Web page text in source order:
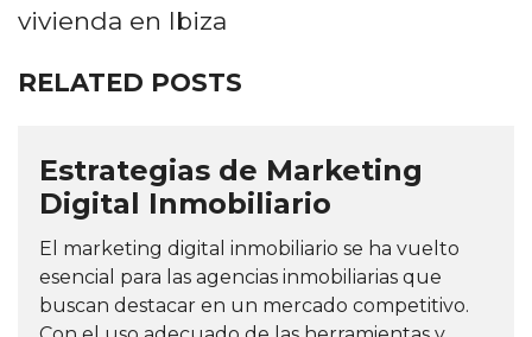
vivienda en Ibiza
RELATED POSTS
Estrategias de Marketing
Digital Inmobiliario
El marketing digital inmobiliario se ha vuelto
esencial para las agencias inmobiliarias que
buscan destacar en un mercado competitivo.